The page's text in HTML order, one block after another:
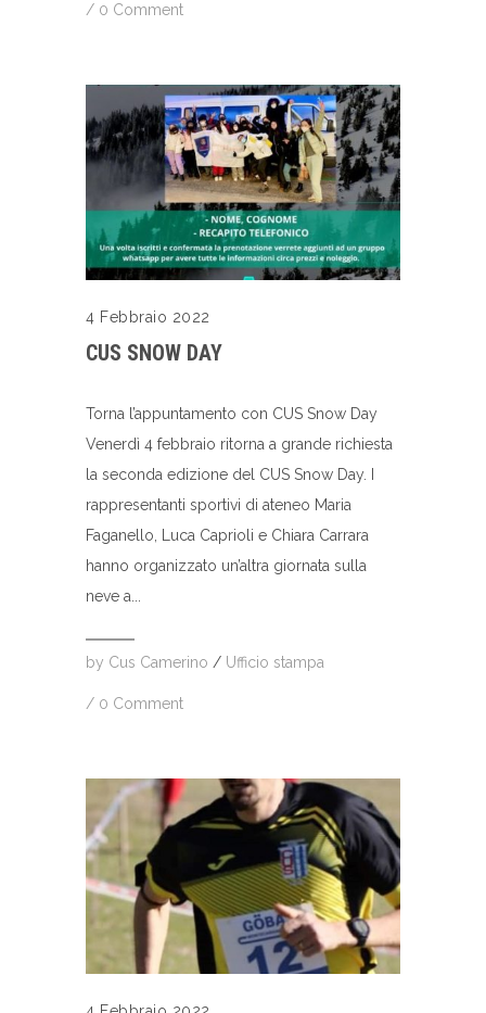
/ 0 Comment
4 Febbraio 2022
CUS SNOW DAY
Torna l’appuntamento con CUS Snow Day
Venerdì 4 febbraio ritorna a grande richiesta
la seconda edizione del CUS Snow Day. I
rappresentanti sportivi di ateneo Maria
Faganello, Luca Caprioli e Chiara Carrara
hanno organizzato un’altra giornata sulla
neve a...
by Cus Camerino / Ufficio stampa
/ 0 Comment